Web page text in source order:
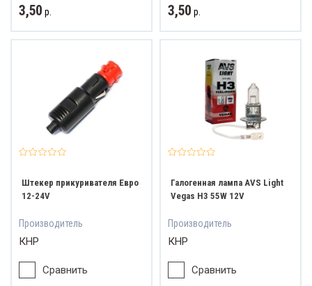
3,50 р. 3,50 р.
Штекер прикуривателя Евро
12-24V
Производитель
КНР
Сравнить
Галогенная лампа AVS Light
Vegas H3 55W 12V
Производитель
КНР
Сравнить